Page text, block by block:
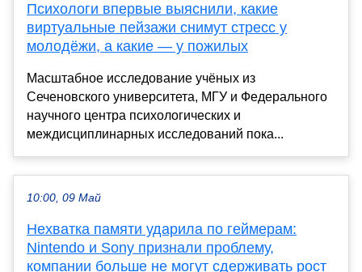
Психологи впервые выяснили, какие
виртуальные пейзажи снимут стресс у
молодёжи, а какие — у пожилых
Масштабное исследование учёных из
Сеченовского университета, МГУ и Федерального
научного центра психологических и
междисциплинарных исследований пока...
10:00, 09 Май
Нехватка памяти ударила по геймерам:
Nintendo и Sony признали проблему,
компании больше не могут сдерживать рост